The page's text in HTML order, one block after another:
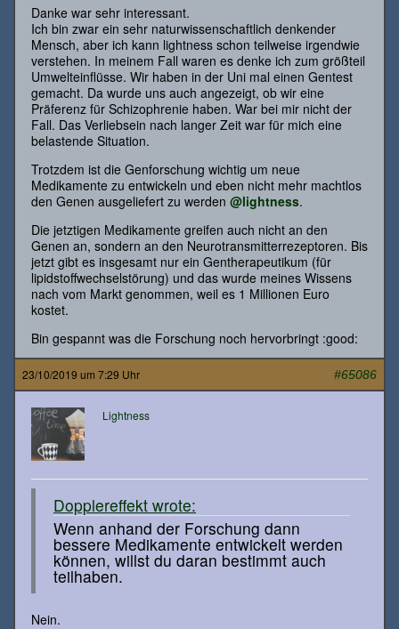
Danke war sehr interessant.
Ich bin zwar ein sehr naturwissenschaftlich denkender
Mensch, aber ich kann lightness schon teilweise irgendwie
verstehen. In meinem Fall waren es denke ich zum größteil
Umwelteinflüsse. Wir haben in der Uni mal einen Gentest
gemacht. Da wurde uns auch angezeigt, ob wir eine
Präferenz für Schizophrenie haben. War bei mir nicht der
Fall. Das Verliebsein nach langer Zeit war für mich eine
belastende Situation.
Trotzdem ist die Genforschung wichtig um neue
Medikamente zu entwickeln und eben nicht mehr machtlos
den Genen ausgeliefert zu werden @lightness.
Die jetztigen Medikamente greifen auch nicht an den
Genen an, sondern an den Neurotransmitterrezeptoren. Bis
jetzt gibt es insgesamt nur ein Gentherapeutikum (für
lipidstoffwechselstörung) und das wurde meines Wissens
nach vom Markt genommen, weil es 1 Millionen Euro
kostet.
Bin gespannt was die Forschung noch hervorbringt :good:
23/10/2019 um 7:29 Uhr #65086
Lightness
Dopplereffekt wrote:
Wenn anhand der Forschung dann
bessere Medikamente entwickelt werden
können, willst du daran bestimmt auch
teilhaben.
Nein.